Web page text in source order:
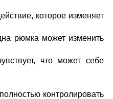
которое изменяет
рюмка может изменить
что может себе
контролировать